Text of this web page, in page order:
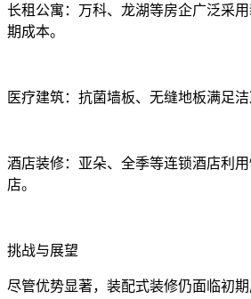
长租公寓：万科、龙湖等房企广泛采
期成本。
医疗建筑：抗菌墙板、无缝地板满足洁
酒店装修：亚朵、全季等连锁酒店利
店。
挑战与展望
尽管优势显著，装配式装修仍面临初